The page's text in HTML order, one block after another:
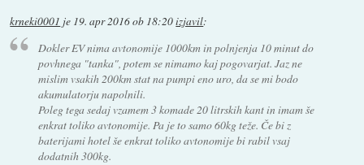
krneki0001 je 19. apr 2016 ob 18:20izjavil:
Dokler EV nima avtonomije 1000km in polnjenja 10 minut do
povhnega "tanka", potem se nimamo kaj pogovarjat. Jaz ne
mislim vsakih 200km stat na pumpi eno uro, da se mi bodo
akumulatorju napolnili.
Poleg tega sedaj vzamem 3 komade 20 litrskih kant in imam še
enkrat toliko avtonomije. Pa je to samo 60kg teže. Če bi z
baterijami hotel še enkrat toliko avtonomije bi rabil vsaj
dodatnih 300kg.